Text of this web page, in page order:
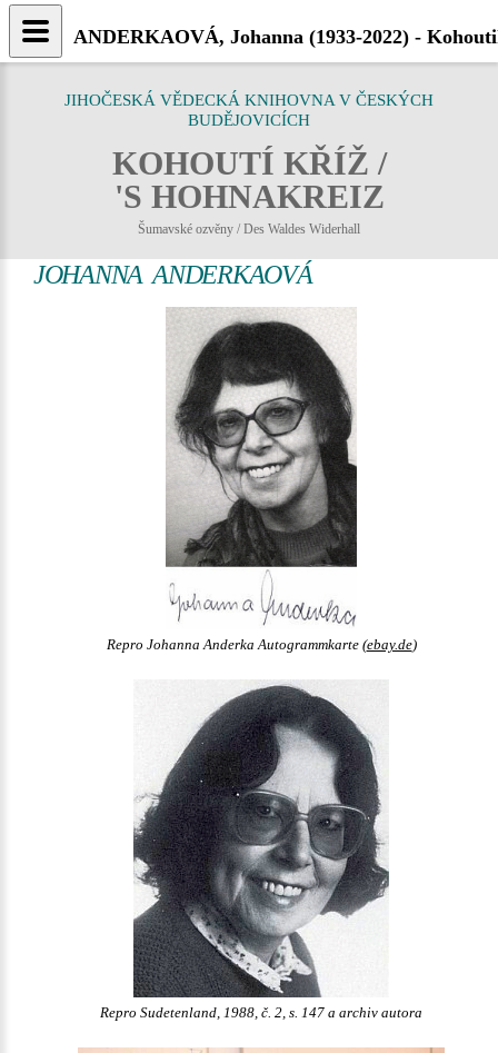
JIHOČESKÁ VĚDECKÁ KNIHOVNA V ČESKÝCH
BUDĚJOVICÍCH
KOHOUTÍ KŘÍŽ /
'S HOHNAKREIZ
Šumavské ozvěny / Des Waldes Widerhall
JOHANNA ANDERKAOVÁ
Repro Johanna Anderka Autogrammkarte (ebay.de)
Repro Sudetenland, 1988, č. 2, s. 147 a archiv autora
ANDERKAOVÁ, Johanna (1933-2022) -